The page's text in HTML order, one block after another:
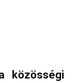
közösségi